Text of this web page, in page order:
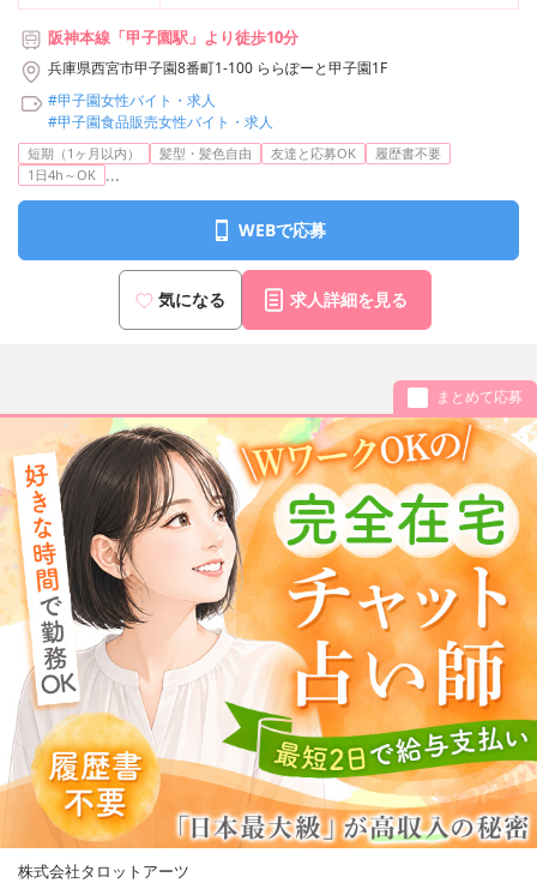
阪神本線「甲子園駅」より徒歩10分
兵庫県西宮市甲子園8番町1-100 ららぽーと甲子園1F
#甲子園女性バイト・求人
#甲子園食品販売女性バイト・求人
短期（1ヶ月以内） 髪型・髪色自由 友達と応募OK
履歴書不要
1日4h～OK ...
WEBで応募
気になる 求人詳細を見る
まとめて応募
株式会社タロットアーツ